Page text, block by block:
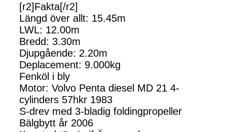
[r2]Fakta[/r2]
Längd över allt: 15.45m
LWL: 12.00m
Bredd: 3.30m
Djupgående: 2.20m
Deplacement: 9.000kg
Fenköl i bly
Motor: Volvo Penta diesel MD 21 4-
cylinders 57hkr 1983
S-drev med 3-bladig foldingpropeller
Bälgbytt år 2006